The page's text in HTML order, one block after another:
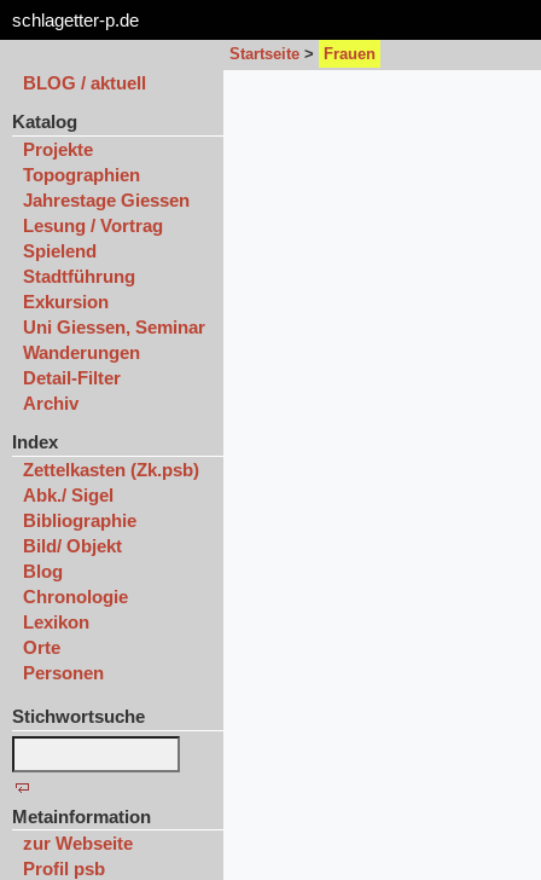
schlagetter-p.de
Startseite > Frauen
BLOG / aktuell
Katalog
Projekte
Topographien
Jahrestage Giessen
Lesung / Vortrag
Spielend
Stadtführung
Exkursion
Uni Giessen, Seminar
Wanderungen
Detail-Filter
Archiv
Index
Zettelkasten (Zk.psb)
Abk./ Sigel
Bibliographie
Bild/ Objekt
Blog
Chronologie
Lexikon
Orte
Personen
Stichwortsuche
Metainformation
zur Webseite
Profil psb